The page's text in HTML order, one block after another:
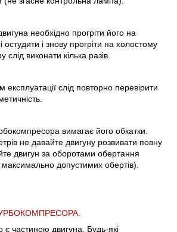
необхідно прогріти його на
і знову прогріти на холостому
виконати кілька разів.
слід повторно перевірити
вимагає його обкатки.
не давайте двигуну розвивати повну
двигун за оборотами обертання
допустимих обертів).
частиною двигуна. Будь-які